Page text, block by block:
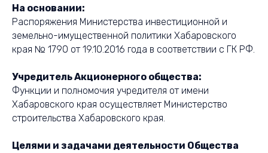
На основании:
Распоряжения Министерства инвестиционной и
земельно-имущественной политики Хабаровского
края № 1790 от 19.10.2016 года в соответствии с ГК РФ.
Учредитель Акционерного общества:
Функции и полномочия учредителя от имени
Хабаровского края осуществляет Министерство
строительства Хабаровского края.
Целями и задачами деятельности Общества